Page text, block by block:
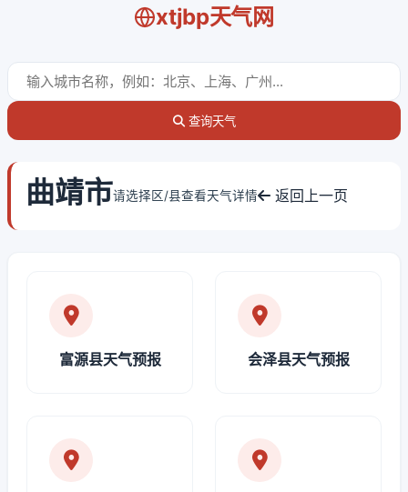
xtjbp天气网
查询天气
曲靖市请选择区/县查看天气详情 返回上一页
富源县天气预报 会泽县天气预报